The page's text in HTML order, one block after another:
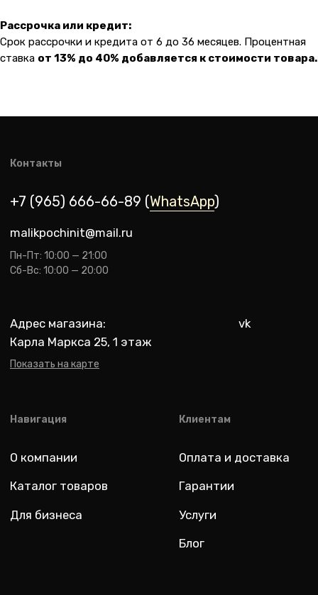
Рассрочка или кредит:
Срок рассрочки и кредита от 6 до 36 месяцев. Процентная
ставка от 13% до 40% добавляется к стоимости товара.